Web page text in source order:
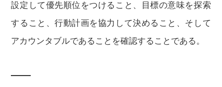
設定して優先順位をつけること、目標の意味を探索
すること、行動計画を協力して決めること、そして
アカウンタブルであることを確認することである。